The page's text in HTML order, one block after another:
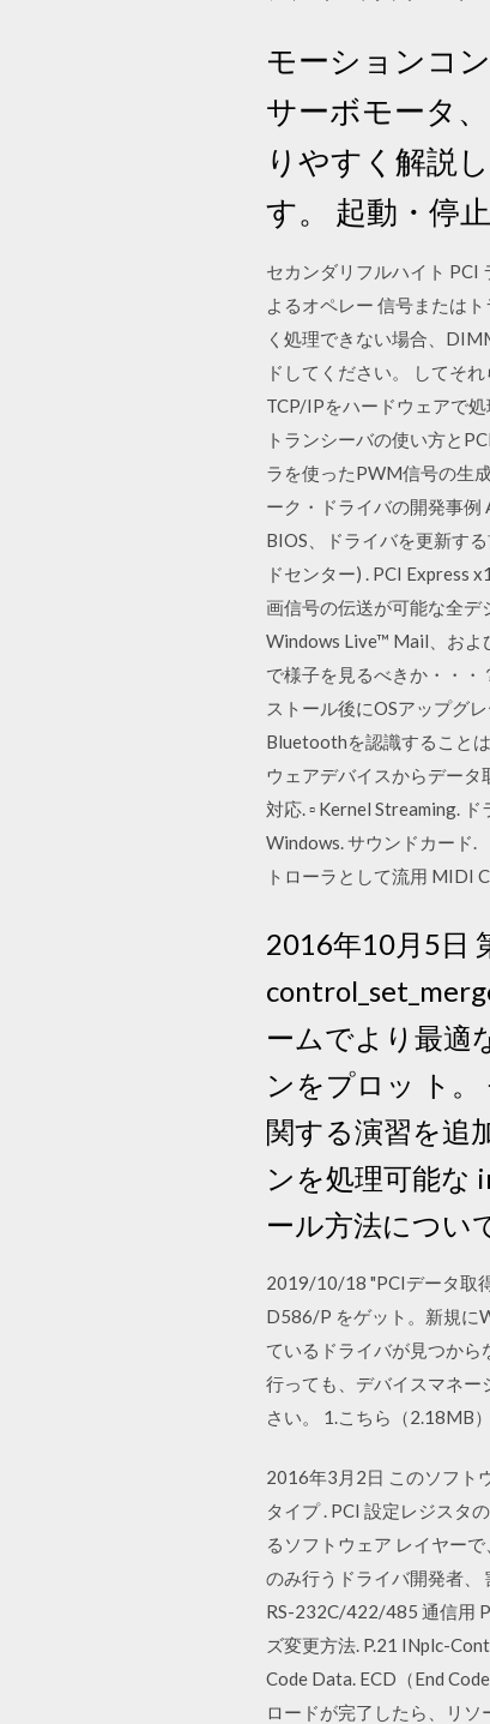
モーションコ
サーボモータ
りやすく解説
す。 起動・停
セカンダリフルハイト PCI
よるオペレー 信号または
く処理できない場合、
ドしてください。 してそ
TCP/IPをハードウェアで
トランシーバの使い方と
ラを使ったPWM信号の生
ーク・ドライバの開発事
BIOS、ドライバを更新す
ドセンター) . PCI
画信号の伝送が可能な全
Windows Live™ Mail、およ
で様子を見るべきか・・
ストール後にOSアップグ
Bluetoothを認識すること
ウェアデバイスからデータ
対応. ▫ Kernel Streaming.
Windows. サウンドカード.
トローラとして流用 MIDI
2016年10月5日
ームでより最適
ンをプロッ ト。
関する演習を追
ンを処理可能な
ール方法につい
2019/10/18 "PCIデータ取
D586/P をゲット。新規に
ているドライバが見つか
行っても、デバイスマネ
さい。 1.こちら（2.18MB
2016年3月2日 このソフト
タイプ . PCI 設定レジスタ
るソフトウェア レイヤー
のみ行うドライバ開発者、
RS-232C/422/485 通信用
ズ変更方法. P.21 INplc-
Code Data. ECD（End
ロードが完了したら、リ